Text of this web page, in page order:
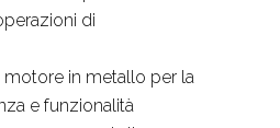
di
in metallo per la
e funzionalità